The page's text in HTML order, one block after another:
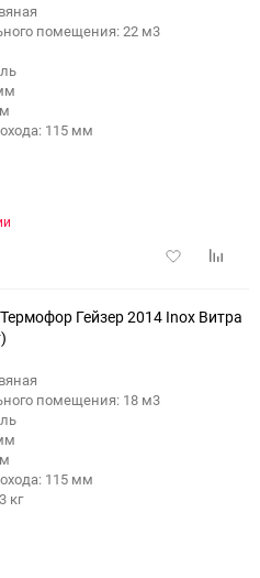
помещения: 22 м3
115 мм
Добавить
Гейзер 2014 Inox Витра
помещения: 18 м3
115 мм
кг